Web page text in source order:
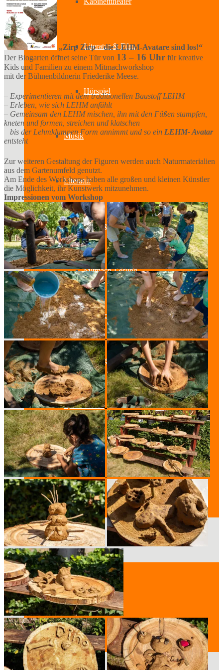
Literatur & Film
Hörspiel
Musik
Literatur
Lesung & Autoren-Lesung
Mitmach-Lesung
Szenische Lesung
Lesung und Musik
Spurensuche
Der Vorstand
Mitglied werden
Standort
Geschichte des Hauses
Raumpläne
„Zirp Zirp – die LEHM-Avatare sind los!“
Der Biogarten öffnet seine Tür von 13 – 16 Uhr für kreative
Kids und Familien zu einem Mitmachworkshop
mit der Bühnenbildnerin Friederike Meese.
– Experimentieren mit dem traditionellen Baustoff LEHM
– Erleben, wie sich LEHM anfühlt
– Gemeinsam den LEHM mischen, ihn mit den Füßen stampfen,
kneten und formen, streichen und klatschen
bis der Lehmklumpen Form annimmt und so ein LEHM- Avatar
entsteht
Zur weiteren Gestaltung der Figuren werden auch Naturmaterialien
aus dem Gartenumfeld genutzt.
Am Ende des Workshops haben alle großen und kleinen Künstler
die Möglichkeit, ihr Kunstwerk mitzunehmen.
Impressionen vom Workshop